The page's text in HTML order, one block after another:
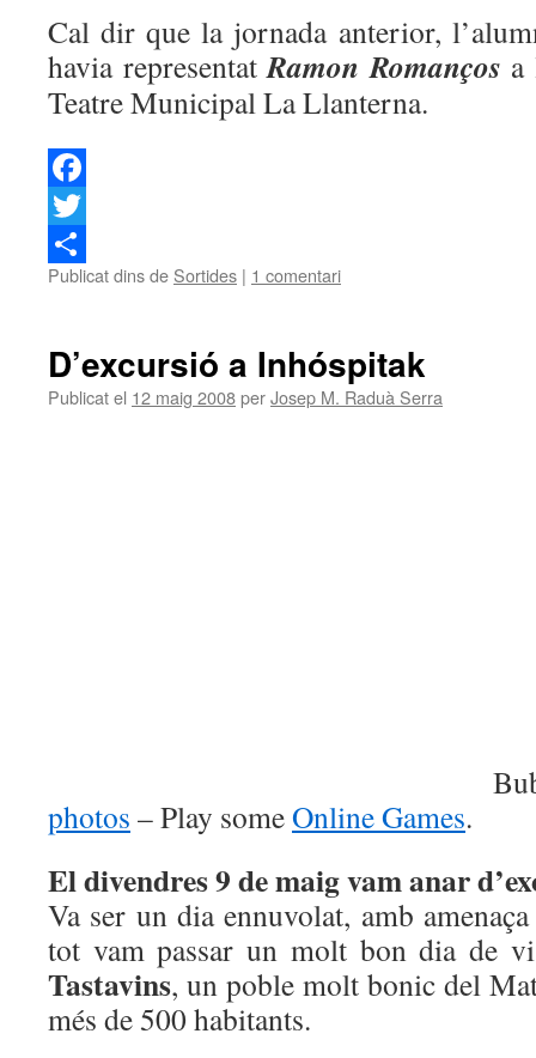
Cal dir que la jornada anterior,
havia representatRamon Romanços a
Teatre Municipal La Llanterna.
Facebook
Twitter
Comparteix
Publicat dins de Sortides | 1 comentari
D’excursió a Inhóspitak
Publicat el 12 maig 2008perJosep M. Raduà Serra
photos – Play someOnline Games.
El divendres 9 de maig vam anar
Va ser un dia ennuvolat, amb
tot vam passar un molt bon dia de
Tastavins, un poble molt bonic del
més de 500 habitants.